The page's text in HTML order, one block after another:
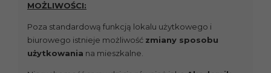
MOŻLIWOŚCI:
Poza standardową funkcją lokalu użytkowego i
biurowego istnieje możliwość zmiany sposobu
użytkowania na mieszkalne.